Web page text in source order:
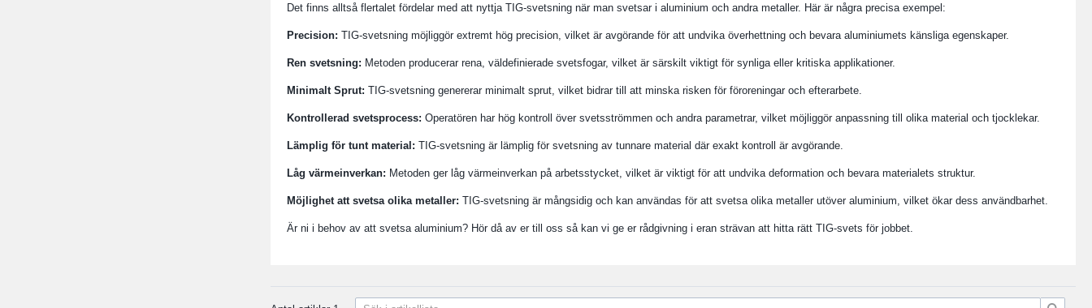
Det finns alltså flertalet fördelar med att nyttja TIG-svetsning när man svetsar i aluminium och andra metaller. Här är några precisa exempel:
Precision: TIG-svetsning möjliggör extremt hög precision, vilket är avgörande för att undvika överhettning och bevara aluminiumets känsliga egenskaper.
Ren svetsning: Metoden producerar rena, väldefinierade svetsfogar, vilket är särskilt viktigt för synliga eller kritiska applikationer.
Minimalt Sprut: TIG-svetsning genererar minimalt sprut, vilket bidrar till att minska risken för föroreningar och efterarbete.
Kontrollerad svetsprocess: Operatören har hög kontroll över svetsströmmen och andra parametrar, vilket möjliggör anpassning till olika material och tjocklekar.
Lämplig för tunt material: TIG-svetsning är lämplig för svetsning av tunnare material där exakt kontroll är avgörande.
Låg värmeinverkan: Metoden ger låg värmeinverkan på arbetsstycket, vilket är viktigt för att undvika deformation och bevara materialets struktur.
Möjlighet att svetsa olika metaller: TIG-svetsning är mångsidig och kan användas för att svetsa olika metaller utöver aluminium, vilket ökar dess användbarhet.
Är ni i behov av att svetsa aluminium? Hör då av er till oss så kan vi ge er rådgivning i eran strävan att hitta rätt TIG-svets för jobbet.